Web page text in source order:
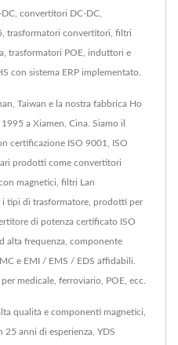
convertitori DC-DC,
trasformatori convertitori, filtri
trasformatori POE, induttori e
con sistema ERP implementato.
Taiwan e la nostra fabbrica Ho
a Xiamen, Cina. Siamo il
certificazione ISO 9001, ISO
prodotti come convertitori
magnetici, filtri Lan
tipi di trasformatore, prodotti per
di potenza certificato ISO
alta frequenza, componente
e EMI / EMS / EDS affidabili.
medicale, ferroviario, POE, ecc.
qualità e componenti magnetici,
25 anni di esperienza, YDS